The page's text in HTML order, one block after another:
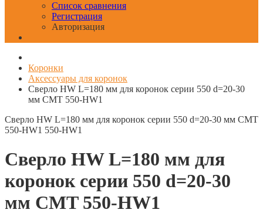
Список сравнения
Регистрация
Авторизация
Коронки
Аксессуары для коронок
Сверло HW L=180 мм для коронок серии 550 d=20-30
мм CMT 550-HW1
Сверло HW L=180 мм для коронок серии 550 d=20-30 мм CMT
550-HW1 550-HW1
Сверло HW L=180 мм для
коронок серии 550 d=20-30
мм CMT 550-HW1